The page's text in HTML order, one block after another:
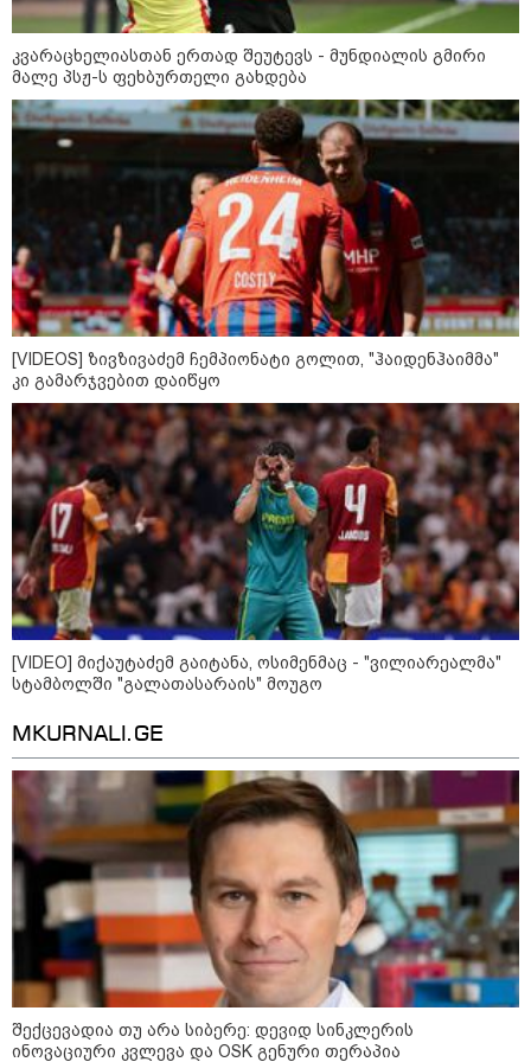
კატეგორიები
8
აგვისტო
დღის ზოგადი
ასტროლოგიური
პროგნოზი
აგვისტო აგარაკზე: ეს 5 საქმე
უნდა მოასწროთ შემოდგომის
ფული ამ ზოდიაქოს ნიშნების
ხელში აღმოჩნდება: ვინ
გამდიდრდება?
კვარაცხელიასთან ერთად შეუტევს - მუნდიალის გმირი
მალე პსჟ-ს ფეხბურთელი გახდება
[VIDEOS] ზივზივაძემ ჩემპიონატი გოლით, "ჰაიდენჰაიმმა"
კი გამარჯვებით დაიწყო
[VIDEO] მიქაუტაძემ გაიტანა, ოსიმენმაც - "ვილიარეალმა"
სტამბოლში "გალათასარაის" მოუგო
MKURNALI.GE
შექცევადია თუ არა სიბერე: დევიდ სინკლერის
ინოვაციური კვლევა და OSK გენური თერაპია